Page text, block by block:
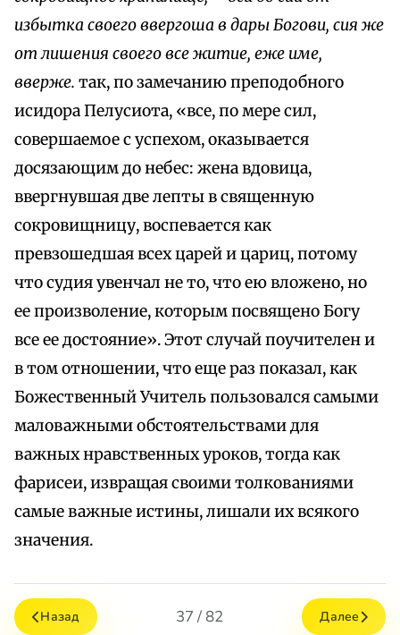
избытка своего ввергоша в дары Богови, cия же
от лишения своего все житие, еже име,
вверже. так, по замечанию преподобного
исидора Пелусиота, «все, по мере сил,
совершаемое с успехом, оказывается
досязающим до небес: жена вдовица,
ввергнувшая две лепты в священную
сокровищницу, воспевается как
превзошедшая всех царей и цариц, потому
что судия увенчал не то, что ею вложено, но
ее произволение, которым посвящено Богу
все ее достояние». Этот случай поучителен и
в том отношении, что еще раз показал, как
Божественный Учитель пользовался самыми
маловажными обстоятельствами для
важных нравственных уроков, тогда как
фарисеи, извращая своими толкованиями
самые важные истины, лишали их всякого
значения.
Назад 37 / 82 Далее